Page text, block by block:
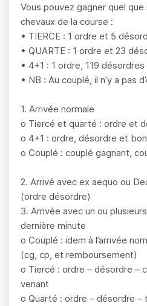
Vous pouvez gagner quel que
chevaux de la course :
• TIERCE : 1 ordre et 5
• QUARTE : 1 ordre et 23
• 4+1 : 1 ordre, 119
• NB : Au couplé, il n’y a pas
1. Arrivée normale
o Tiercé et quarté : ordre et
o 4+1 : ordre, désordre et
o Couplé : couplé gagnant,
2. Arrivé avec ex aequo ou
(ordre désordre)
3. Arrivée avec un ou
dernière minute
o Couplé : idem à l’arrivée
(cg, cp, et remboursement)
o Tiercé : ordre – désordre –
venant
o Quarté : ordre – désordre –